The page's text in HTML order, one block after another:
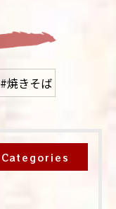
#焼きそば
Categories